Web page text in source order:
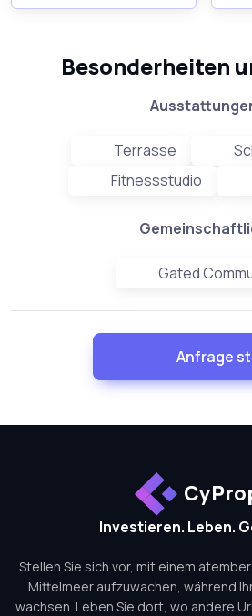
Besonderheiten
Terrasse
Fitnessstudio
Gated
Anfrage
Investieren. Leben.
Stellen Sie sich vor, mit einem
Mittelmeer aufzuwachen, während
wachsen. Leben Sie dort, wo andere